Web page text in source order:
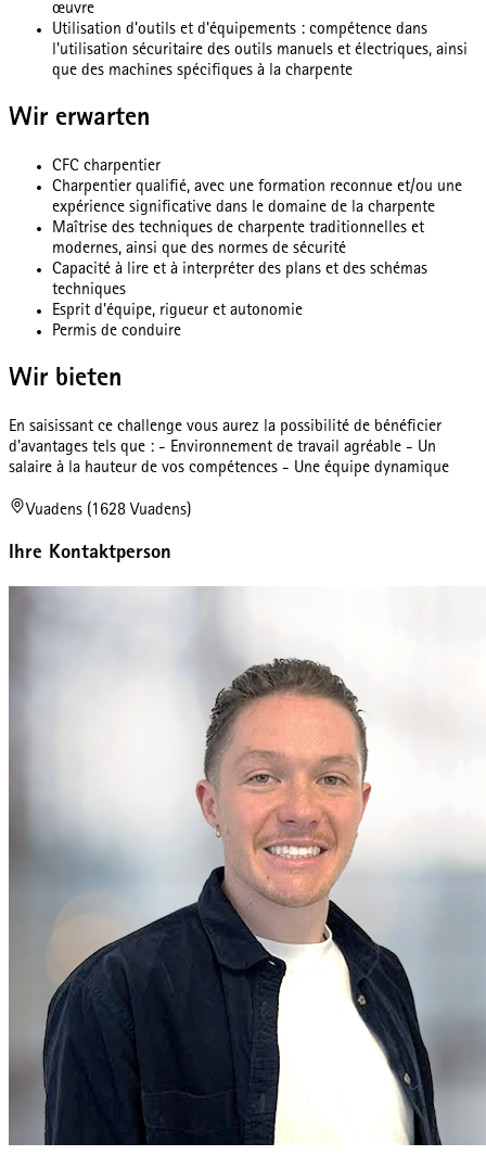
œuvre
Utilisation d'outils et d'équipements : compétence dans
l'utilisation sécuritaire des outils manuels et électriques, ainsi
que des machines spécifiques à la charpente
Wir erwarten
CFC charpentier
Charpentier qualifié, avec une formation reconnue et/ou une
expérience significative dans le domaine de la charpente
Maîtrise des techniques de charpente traditionnelles et
modernes, ainsi que des normes de sécurité
Capacité à lire et à interpréter des plans et des schémas
techniques
Esprit d'équipe, rigueur et autonomie
Permis de conduire
Wir bieten
En saisissant ce challenge vous aurez la possibilité de bénéficier
d'avantages tels que : - Environnement de travail agréable - Un
salaire à la hauteur de vos compétences - Une équipe dynamique
Vuadens (1628 Vuadens)
Ihre Kontaktperson